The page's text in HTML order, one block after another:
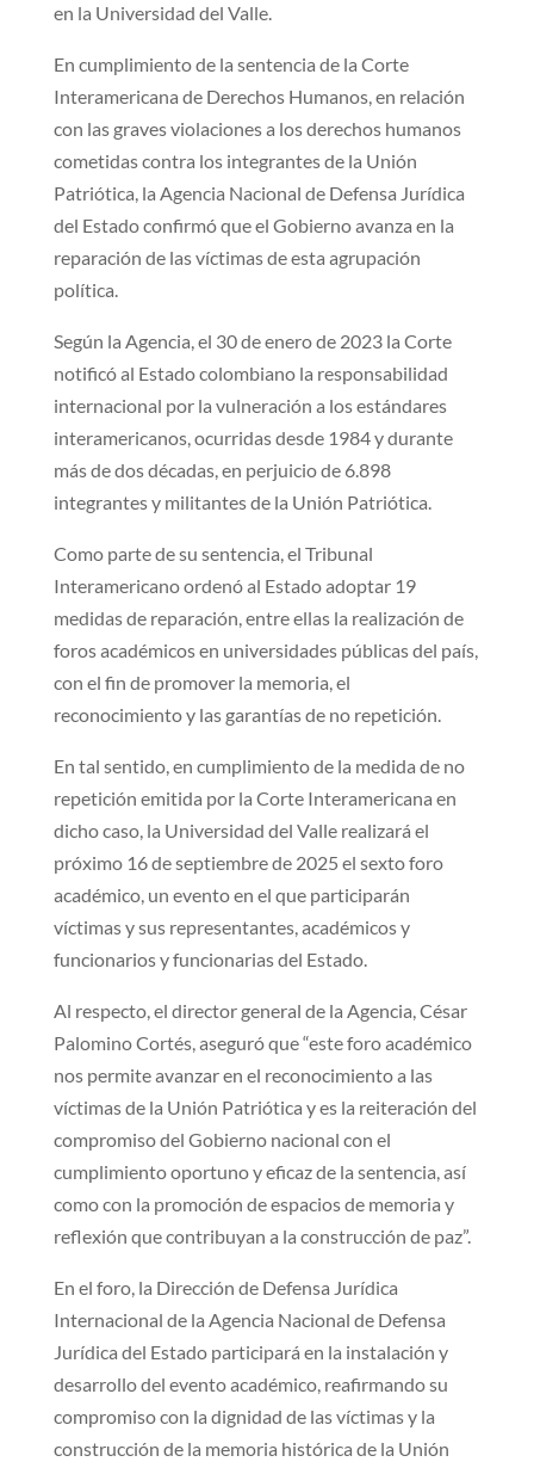
en la U​niversidad del Valle.​
En cumplimiento de la sentencia de la Corte
Interamericana de Derechos Humanos, en relación
con las graves violaciones a los derechos humanos
cometidas contra los integrantes de la Unión
Patriótica, la Agencia Nacional de Defensa Jurídica
del Estado confirmó que el Gobierno avanza en la
reparación de las víctimas de esta agrupación
política.
​​​Según la Agencia, el 30 de enero de 2023 la Corte
notificó al Estado colombiano la responsabilidad
internacional por la vulneración a los estándares
interamericanos, ocurridas desde 1984 y durante
más de dos décadas, en perjuicio de 6.898
integrantes y militantes de la Unión Patriótica.
Como parte de su sentencia, el Tribunal
Interamericano ordenó al Estado adoptar 19
medidas de reparación, entre ellas la realización de
foros académicos en universidades públicas del país,
con el fin de promover la memoria, el
reconocimiento y las garantías de no repetición.
En tal sentido, en cumplimiento de la medida de no
repetición emitida por la Corte Interamericana en
dicho caso, la Universidad del Valle realizará el
próximo 16 de septiembre de 2025 el sexto foro
académico, un evento en el que participarán
víctimas y sus representantes, académicos y
funcionarios y funcionarias del Estado.
Al respecto, el director general de la Agencia, César
Palomino Cortés, aseguró que “este foro académico
nos permite avanzar en el reconocimiento a las
víctimas de la Unión Patriótica y es la reiteración del
compromiso del Gobierno nacional con el
cumplimiento oportuno y eficaz de la sentencia, así
como con la promoción de espacios de memoria y
reflexión que contribuyan a la construcción de paz”.
En el foro, la Dirección de Defensa Jurídica
Internacional de la Agencia Nacional de Defensa
Jurídica del Estado participará en la instalación y
desarrollo del evento académico, reafirmando su
compromiso con la dignidad de las víctimas y la
construcción de la memoria histórica de la Unión